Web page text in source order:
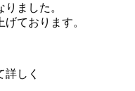
ました。
ております。
詳しく